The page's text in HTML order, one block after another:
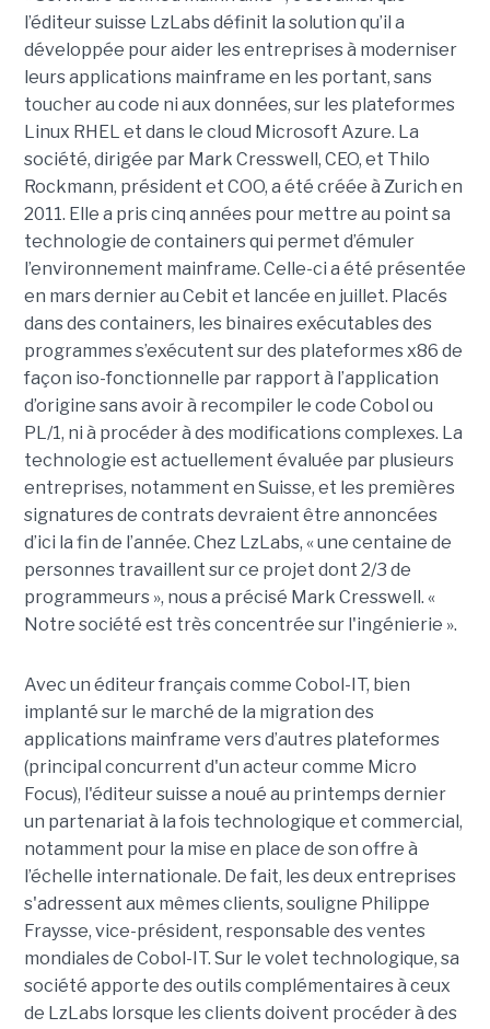
l’éditeur suisse LzLabs définit la solution qu’il a
développée pour aider les entreprises à moderniser
leurs applications mainframe en les portant, sans
toucher au code ni aux données, sur les plateformes
Linux RHEL et dans le cloud Microsoft Azure. La
société, dirigée par Mark Cresswell, CEO, et Thilo
Rockmann, président et COO, a été créée à Zurich en
2011. Elle a pris cinq années pour mettre au point sa
technologie de containers qui permet d’émuler
l’environnement mainframe. Celle-ci a été présentée
en mars dernier au Cebit et lancée en juillet. Placés
dans des containers, les binaires exécutables des
programmes s’exécutent sur des plateformes x86 de
façon iso-fonctionnelle par rapport à l’application
d’origine sans avoir à recompiler le code Cobol ou
PL/1, ni à procéder à des modifications complexes. La
technologie est actuellement évaluée par plusieurs
entreprises, notamment en Suisse, et les premières
signatures de contrats devraient être annoncées
d’ici la fin de l’année. Chez LzLabs, « une centaine de
personnes travaillent sur ce projet dont 2/3 de
programmeurs », nous a précisé Mark Cresswell. «
Notre société est très concentrée sur l'ingénierie ».
Avec un éditeur français comme Cobol-IT, bien
implanté sur le marché de la migration des
applications mainframe vers d’autres plateformes
(principal concurrent d'un acteur comme Micro
Focus), l'éditeur suisse a noué au printemps dernier
un partenariat à la fois technologique et commercial,
notamment pour la mise en place de son offre à
l’échelle internationale. De fait, les deux entreprises
s'adressent aux mêmes clients, souligne Philippe
Fraysse, vice-président, responsable des ventes
mondiales de Cobol-IT. Sur le volet technologique, sa
société apporte des outils complémentaires à ceux
de LzLabs lorsque les clients doivent procéder à des